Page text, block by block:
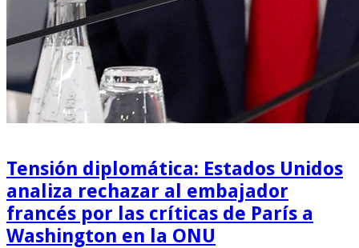
Tensión diplomática: Estados Unidos
analiza rechazar al embajador
francés por las críticas de París a
Washington en la ONU